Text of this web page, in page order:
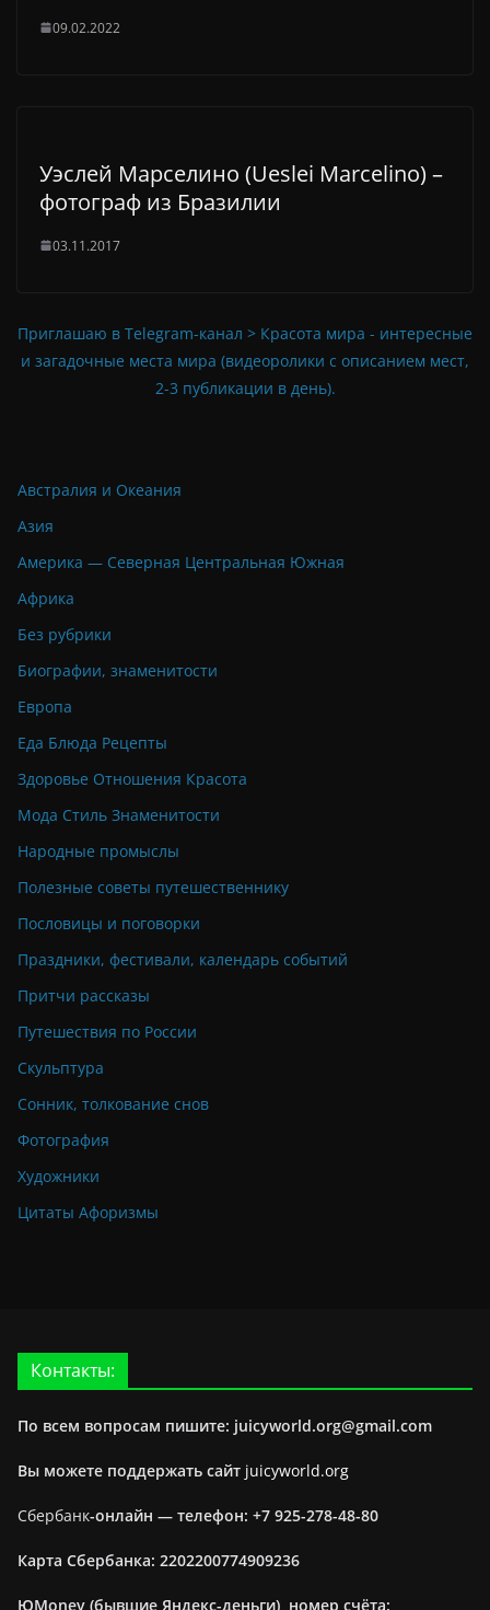
09.02.2022
Уэслей Марселино (Ueslei Marcelino) –
фотограф из Бразилии
03.11.2017
Приглашаю в Telegram-канал > Красота мира - интересные
и загадочные места мира (видеоролики с описанием мест,
2-3 публикации в день).
Австралия и Океания
Азия
Америка — Северная Центральная Южная
Африка
Без рубрики
Биографии, знаменитости
Европа
Еда Блюда Рецепты
Здоровье Отношения Красота
Мода Стиль Знаменитости
Народные промыслы
Полезные советы путешественнику
Пословицы и поговорки
Праздники, фестивали, календарь событий
Притчи рассказы
Путешествия по России
Скульптура
Сонник, толкование снов
Фотография
Художники
Цитаты Афоризмы
Контакты:
По всем вопросам пишите: juicyworld.org@gmail.com
Вы можете поддержать сайт juicyworld.org
Сбербанк-онлайн — телефон: +7 925-278-48-80
Карта Сбербанка: 2202200774909236
ЮMoney (бывшие Яндекс-деньги), номер счёта: